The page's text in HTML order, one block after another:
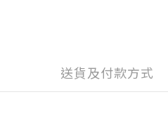
送貨及付款方式